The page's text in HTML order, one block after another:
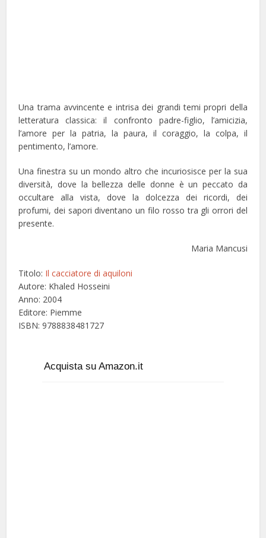
Una trama avvincente e intrisa dei grandi temi propri della
letteratura classica: il confronto padre-figlio, l’amicizia,
l’amore per la patria, la paura, il coraggio, la colpa, il
pentimento, l’amore.
Una finestra su un mondo altro che incuriosisce per la sua
diversità, dove la bellezza delle donne è un peccato da
occultare alla vista, dove la dolcezza dei ricordi, dei
profumi, dei sapori diventano un filo rosso tra gli orrori del
presente.
Maria Mancusi
Titolo: Il cacciatore di aquiloni
Autore: Khaled Hosseini
Anno: 2004
Editore: Piemme
ISBN: 9788838481727
Acquista su Amazon.it